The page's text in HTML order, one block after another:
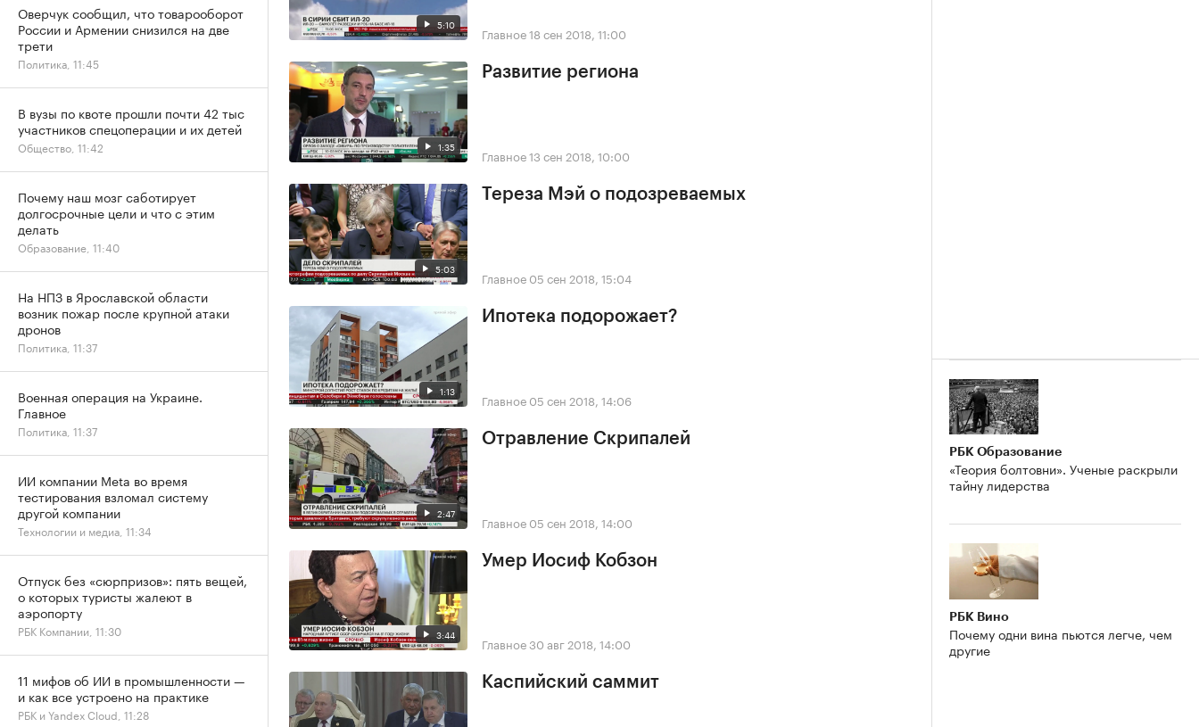
5:10 Главное18 сен 2018, 11:00
1:35
Развитие региона
Главное13 сен 2018, 10:00
5:03
Тереза Мэй о подозреваемых
Главное 05 сен 2018, 15:04
1:13
Ипотека подорожает?
Главное 05 сен 2018, 14:06
2:47
Отравление Скрипалей
Главное 05 сен 2018, 14:00
3:44
Умер Иосиф Кобзон
Главное30 авг 2018, 14:00
Каспийский саммит
РБК Образование
«Теория болтовни». Ученые раскрыли
тайну лидерства
РБК Вино
Почему одни вина пьются легче, чем
другие
Оверчук сообщил, что товарооборот
России и Армении снизился на две
трети
Политика, 11:45
В вузы по квоте прошли почти 42 тыс
участников спецоперации и их детей
Общество, 11:42
Почему наш мозг саботирует
долгосрочные цели и что с этим
делать
Образование, 11:40
На НПЗ в Ярославской области
возник пожар после крупной атаки
дронов
Политика, 11:37
Военная операция на Украине.
Главное
Политика, 11:37
ИИ компании Meta во время
тестирования взломал систему
другой компании
Технологии и медиа, 11:34
Отпуск без «сюрпризов»: пять вещей,
о которых туристы жалеют в
аэропорту
РБК Компании, 11:30
11 мифов об ИИ в промышленности —
и как все устроено на практике
РБК и Yandex Cloud, 11:28